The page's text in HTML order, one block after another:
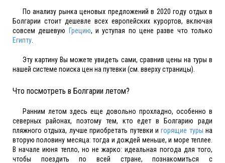
По анализу рынка ценовых предложений в 2020 году отдых в
Болгарии стоит дешевле всех европейских курортов, включая
совсем дешевую
Грецию, и уступая по цене разве что только
Египту
Эту картину Вы можете увидеть сами, сравнив цены на туры в
нашей системе поиска цен на путевки (см. вверху страницы).
Что посмотреть в Болгарии летом?
Ранним летом здесь еще довольно прохладно, особенно в
северных районах, поэтому тем, кто едет в Болгарию ради
пляжного отдыха, лучше приобретать путевки игорящие туры на
вторую половину месяца: тогда и дождей меньше, и море теплее.
В начале июня тепло, но не жарко: идеальная погода для того,
чтобы поездить по всей стране, познакомиться с